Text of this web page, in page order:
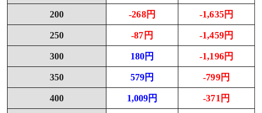
200 -268円 -1,635円
250 -87円 -1,459円
300 180円 -1,196円
350 579円 -799円
400 1,009円 -371円